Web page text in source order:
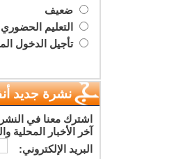
ضعيف
التعليم الحضوري
تأجيل الدخول
نشرة جديد
اشترك معنا في النشرة
آخر الأخبار المحلية
البريد اﻹلكتروني: